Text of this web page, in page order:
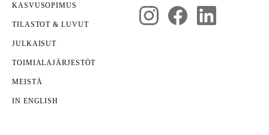
KASVUSOPIMUS
TILASTOT & LUVUT
JULKAISUT
TOIMIALAJÄRJESTÖT
MEISTÄ
IN ENGLISH